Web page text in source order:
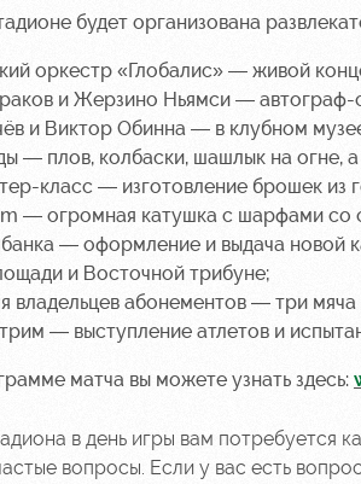
будет организована
оркестр «Глобалис» — живой
и Жерзино Ньямси — автограф-
и Виктор Обинна — в клубном
— плов, колбаски, шашлык на огне,
класс — изготовление брошек из
— огромная катушка с шарфами со
— оформление и выдача новой
и Восточной трибуне;
владельцев абонементов — три
— выступление атлетов и
матча вы можете узнать здесь:
в день игры вам потребуется
вопросы. Если у вас есть